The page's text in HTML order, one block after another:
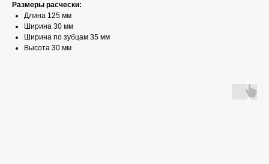
Размеры расчески:
Длина 125 мм
Ширина 30 мм
Ширина по зубцам 35 мм
Высота 30 мм